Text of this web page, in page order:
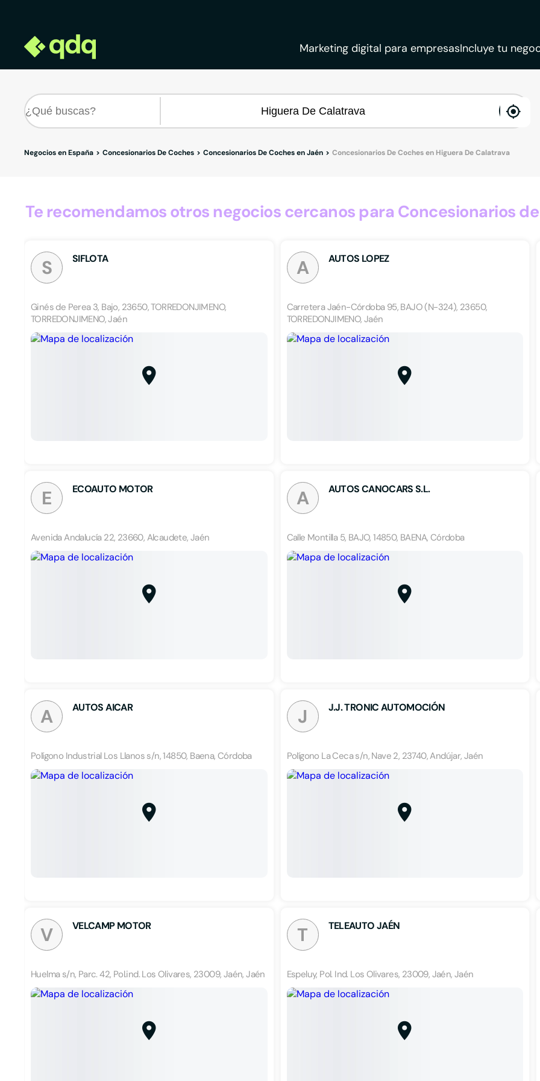
Marketing digital para empresasIncluye tu
Negocios en España Concesionarios De Coches Concesionarios De Coches en Jaén Concesionarios De Coches en Higuera De Calatrava
Te recomendamos otros negocios cercanos para Concesionarios
S SIFLOTA
Ginés de Perea 3, Bajo, 23650, TORREDONJIMENO,
TORREDONJIMENO, Jaén
A AUTOS LOPEZ
Carretera Jaén-Córdoba 95, BAJO (N-324), 23650,
TORREDONJIMENO, Jaén
E ECOAUTO MOTOR
Avenida Andalucía 22, 23660, Alcaudete, Jaén
A AUTOS CANOCARS S.L.
Calle Montilla 5, BAJO, 14850, BAENA, Córdoba
A AUTOS AICAR
Polígono Industrial Los Llanos s/n, 14850, Baena, Córdoba
J J.J. TRONIC AUTOMOCIÓN
Polígono La Ceca s/n, Nave 2, 23740, Andújar, Jaén
V VELCAMP MOTOR
Huelma s/n, Parc. 42, Pol.ind. Los Olivares, 23009, Jaén, Jaén
T TELEAUTO JAÉN
Espeluy, Pol. Ind. Los Olivares, 23009, Jaén, Jaén